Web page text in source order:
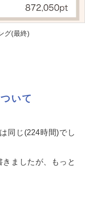
グ(最終)
いて
同じ(224時間)でし
ましたが、もっと